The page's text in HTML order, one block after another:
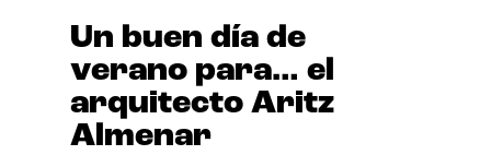
Un buen día de
verano para… el
arquitecto Aritz
Almenar